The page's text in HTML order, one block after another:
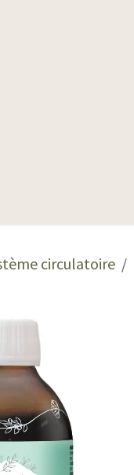
circulatoire